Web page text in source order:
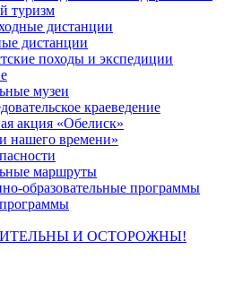
туризм
дистанции
дистанции
походы и экспедиции
музеи
краеведение
акция «Обелиск»
нашего времени»
маршруты
образовательные программы
И ОСТОРОЖНЫ!